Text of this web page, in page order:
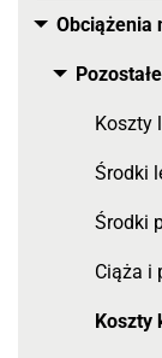
Obciążenia
Toggle menu
Toggle
Koszty
Środki
Środki
Ciąża i
Koszty